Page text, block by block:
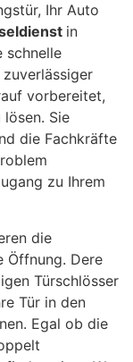
Ihr Auto
in
schnelle
vorbereitet,
Sie
die Fachkräfte
zu Ihrem
die
Öffnung. Dere
Türschlösser
Tür in den
Egal ob die